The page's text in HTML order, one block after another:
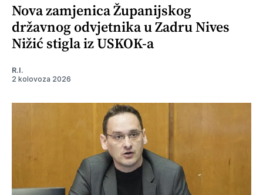
Nova zamjenica Županijskog
državnog odvjetnika u Zadru Nives
Nižić stigla iz USKOK-a
R.I.
2 kolovoza 2026